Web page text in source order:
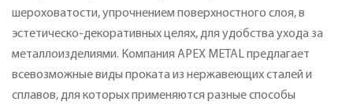
шероховатости, упрочнением поверхностного слоя, в
эстетическо-декоративных целях, для удобства ухода за
металлоизделиями. Компания АРЕХ METAL предлагает
всевозможные виды проката из нержавеющих сталей и
сплавов, для которых применяются разные способы